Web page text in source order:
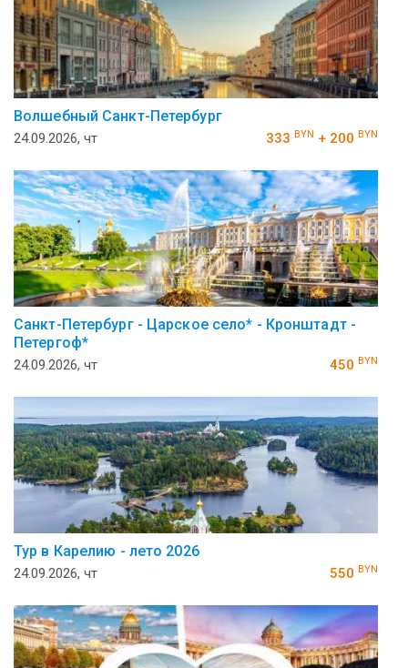
Волшебный Санкт-Петербург
24.09.2026, чт 333 BYN + 200 BYN
Санкт-Петербург - Царское село* - Кронштадт -
Петергоф*
24.09.2026, чт 450 BYN
Тур в Карелию - лето 2026
24.09.2026, чт 550 BYN